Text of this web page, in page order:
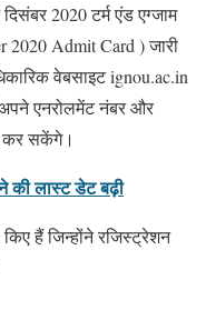
2020 टर्म एंड एग्जाम
2020 Admit Card ) जारी
वेबसाइट ignou.ac.in
एनरोलमेंट नंबर और
कर सकेंगे।
लास्ट डेट बढ़ी
किए हैं जिन्होंने रजिस्ट्रेशन